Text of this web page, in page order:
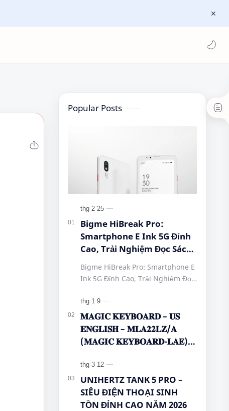
Popular Posts
Bigme HiBreak Pro:
Smartphone E Ink 5G Đỉnh
Cao, Trải Nghiệm Đọc Sách
Mobile! #BigmeHiBreakPro
#SmartphoneEInk
#QueenMobile
#HiBreakPro5G
#DienThoaiDocSach
#CongNgheMoi
#MuaSamThongMinh
#EInkPhone
#5GSmartphone
Bigme HiBreak Pro: Smartphone E
Ink 5G Đỉnh Cao, Trải Nghiệm Đọc
#BigmeHiBreakPro
#SmartphoneEInk #QueenMobile
#Hi…
𝐌𝐀𝐆𝐈𝐂 𝐊𝐄𝐘𝐁𝐎𝐀𝐑𝐃 – 𝐔𝐒
𝐄𝐍𝐆𝐋𝐈𝐒𝐇 – 𝐌𝐋𝐀𝟐𝟐𝐋𝐙/𝐀
(𝐌𝐀𝐆𝐈𝐂 𝐊𝐄𝐘𝐁𝐎𝐀𝐑𝐃-𝐋𝐀𝐄)
UNIHERTZ TANK 5 PRO –
SIÊU ĐIỆN THOẠI SINH
TỒN ĐỈNH CAO NĂM 2026